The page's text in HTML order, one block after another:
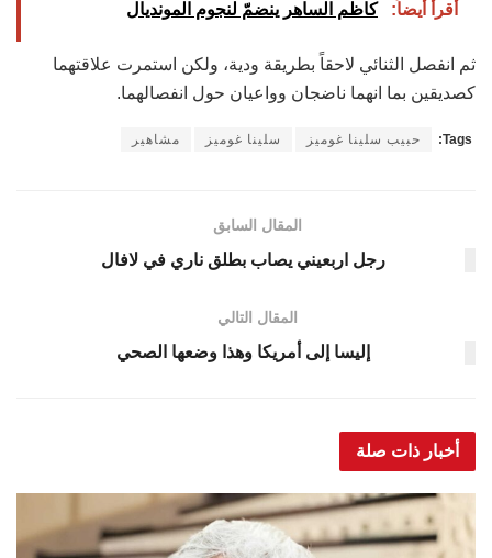
أقرأ أيضاً: كاظم الساهر ينضمّ لنجوم المونديال
ثم انفصل الثنائي لاحقاً بطريقة ودية، ولكن استمرت علاقتهما
كصديقين بما انهما ناضجان وواعيان حول انفصالهما.
Tags: حبيب سلينا غوميز سلينا غوميز مشاهير
المقال السابق
رجل اربعيني يصاب بطلق ناري في لافال
المقال التالي
إليسا إلى أمريكا وهذا وضعها الصحي
أخبار ذات صلة